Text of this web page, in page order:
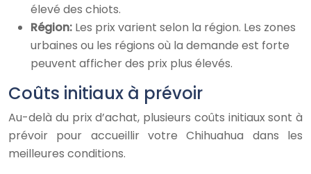
élevé des chiots.
Région: Les prix varient selon la région. Les zones
urbaines ou les régions où la demande est forte
peuvent afficher des prix plus élevés.
Coûts initiaux à prévoir
Au-delà du prix d’achat, plusieurs coûts initiaux sont à
prévoir pour accueillir votre Chihuahua dans les
meilleures conditions.